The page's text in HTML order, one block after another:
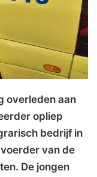
overleden aan
opliep
bedrijf in
van de
De jongen